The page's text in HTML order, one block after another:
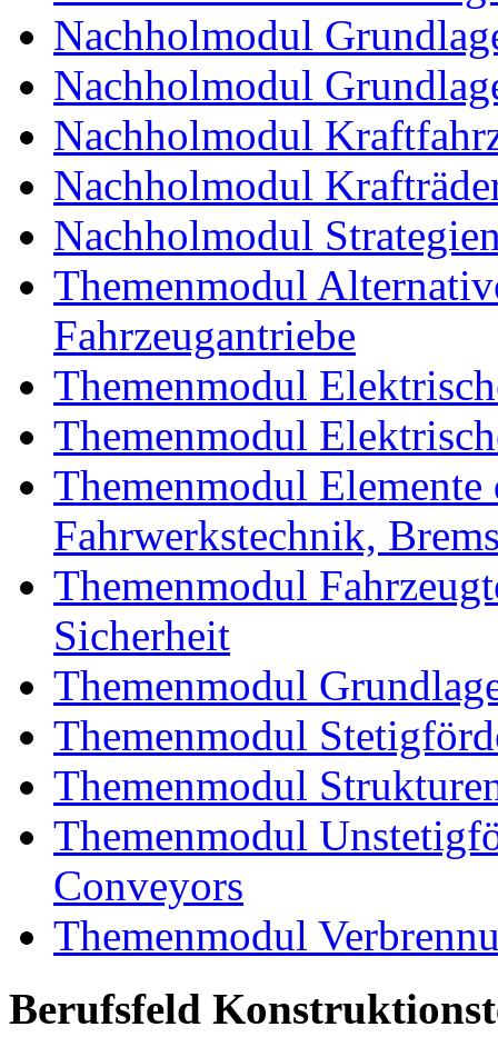
Nachholmodul
Nachholmodul
Nachholmodul
Nachholmodul
Nachholmodul
Themenmodul
Fahrzeugantriebe
Themenmodul
Themenmodul
Themenmodul Elemente
Fahrwerkstechnik,
Themenmodul
Sicherheit
Themenmodul
Themenmodul
Themenmodul
Themenmodul
Conveyors
Themenmodul
Berufsfeld